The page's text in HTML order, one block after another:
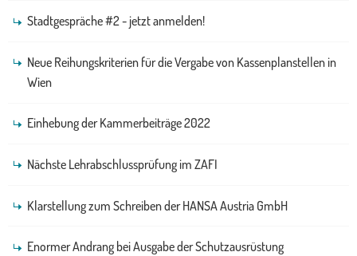
Stadtgespräche #2 - jetzt anmelden!
Neue Reihungskriterien für die Vergabe von Kassenplanstellen in
Wien
Einhebung der Kammerbeiträge 2022
Nächste Lehrabschlussprüfung im ZAFI
Klarstellung zum Schreiben der HANSA Austria GmbH
Enormer Andrang bei Ausgabe der Schutzausrüstung